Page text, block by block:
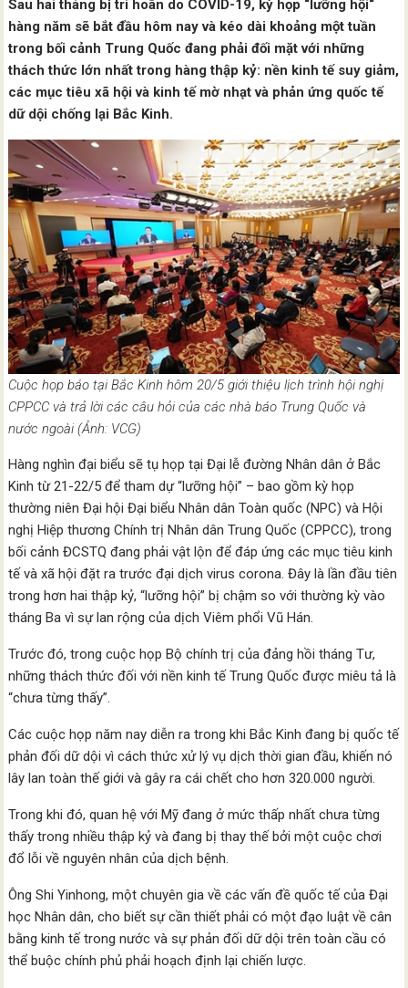
Sau hai tháng bị trì hoãn do COVID-19, kỳ họp “lưỡng hội“
hàng năm sẽ bắt đầu hôm nay và kéo dài khoảng một tuần
trong bối cảnh Trung Quốc đang phải đối mặt với những
thách thức lớn nhất trong hàng thập kỷ: nền kinh tế suy giảm,
các mục tiêu xã hội và kinh tế mờ nhạt và phản ứng quốc tế
dữ dội chống lại Bắc Kinh.
Cuộc họp báo tại Bắc Kinh hôm 20/5 giới thiệu lịch trình hội nghị
CPPCC và trả lời các câu hỏi của các nhà báo Trung Quốc và
nước ngoài (Ảnh: VCG)
Hàng nghìn đại biểu sẽ tụ họp tại Đại lễ đường Nhân dân ở Bắc
Kinh từ 21-22/5 để tham dự “lưỡng hội” – bao gồm kỳ họp
thường niên Đại hội Đại biểu Nhân dân Toàn quốc (NPC) và Hội
nghị Hiệp thương Chính trị Nhân dân Trung Quốc (CPPCC), trong
bối cảnh ĐCSTQ đang phải vật lộn để đáp ứng các mục tiêu kinh
tế và xã hội đặt ra trước đại dịch virus corona. Đây là lần đầu tiên
trong hơn hai thập kỷ, “lưỡng hội” bị chậm so với thường kỳ vào
tháng Ba vì sự lan rộng của dịch Viêm phổi Vũ Hán.
Trước đó, trong cuộc họp Bộ chính trị của đảng hồi tháng Tư,
những thách thức đối với nền kinh tế Trung Quốc được miêu tả là
“chưa từng thấy”.
Các cuộc họp năm nay diễn ra trong khi Bắc Kinh đang bị quốc tế
phản đối dữ dội vì cách thức xử lý vụ dịch thời gian đầu, khiến nó
lây lan toàn thế giới và gây ra cái chết cho hơn 320.000 người.
Trong khi đó, quan hệ với Mỹ đang ở mức thấp nhất chưa từng
thấy trong nhiều thập kỷ và đang bị thay thế bởi một cuộc chơi
đổ lỗi về nguyên nhân của dịch bệnh.
Ông Shi Yinhong, một chuyên gia về các vấn đề quốc tế của Đại
học Nhân dân, cho biết sự cần thiết phải có một đạo luật về cân
bằng kinh tế trong nước và sự phản đối dữ dội trên toàn cầu có
thể buộc chính phủ phải hoạch định lại chiến lược.